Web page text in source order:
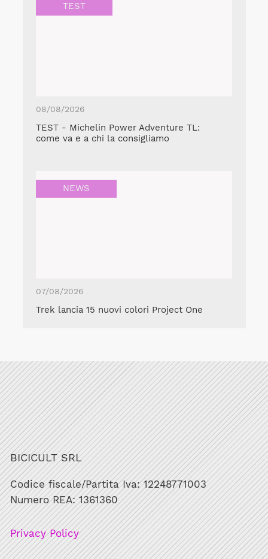
TEST
08/08/2026
TEST - Michelin Power Adventure TL:
come va e a chi la consigliamo
NEWS
07/08/2026
Trek lancia 15 nuovi colori Project One
BICICULT SRL
Codice fiscale/Partita Iva: 12248771003
Numero REA: 1361360
Privacy Policy